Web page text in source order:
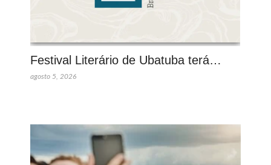
Festival Literário de Ubatuba terá…
agosto 5, 2026